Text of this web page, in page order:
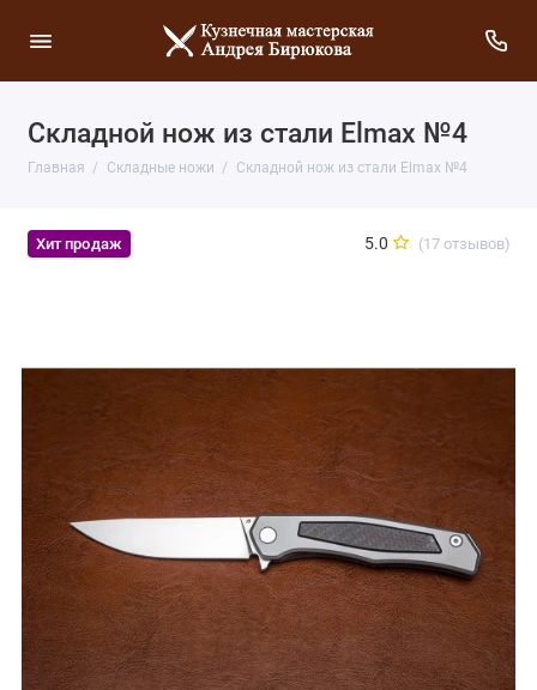
Складной нож из стали Elmax №4
Главная Складные ножи Складной нож из стали Elmax №4
Хит продаж 5.0 (17 отзывов)